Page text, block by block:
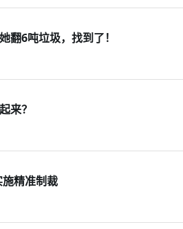
翻6吨垃圾，找到了！
来？
精准制裁